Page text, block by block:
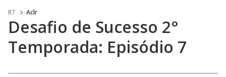
R7 Aclr
Desafio de Sucesso 2°
Temporada: Episódio 7